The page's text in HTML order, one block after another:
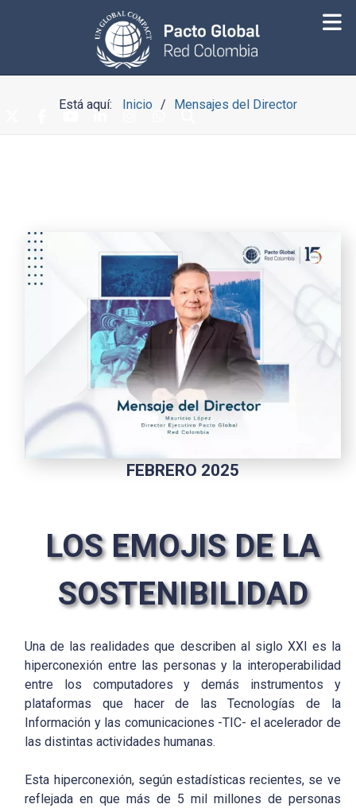
Está aquí: Inicio Mensajes del Director
FEBRERO 2025
LOS EMOJIS DE LA
SOSTENIBILIDAD
Una de las realidades que describen al siglo XXI es la
hiperconexión entre las personas y la interoperabilidad
entre los computadores y demás instrumentos y
plataformas que hacer de las Tecnologías de la
Información y las comunicaciones -TIC- el acelerador de
las distintas actividades humanas.
Esta hiperconexión, según estadísticas recientes, se ve
reflejada en que más de 5 mil millones de personas